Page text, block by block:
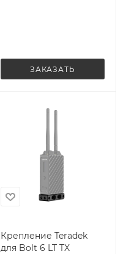
ЗАКАЗАТЬ
Крепление Teradek
для Bolt 6 LT TX